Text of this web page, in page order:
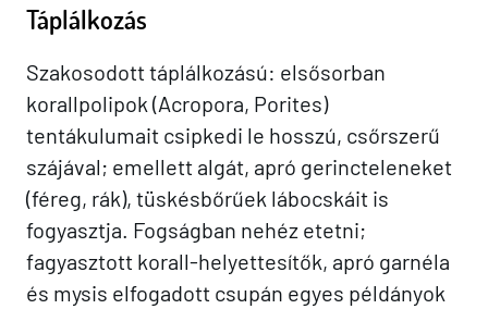
Táplálkozás
Szakosodott táplálkozású: elsősorban
korallpolipok (Acropora, Porites)
tentákulumait csipkedi le hosszú, csőrszerű
szájával; emellett algát, apró gerincteleneket
(féreg, rák), tüskésbőrűek lábocskáit is
fogyasztja. Fogságban nehéz etetni;
fagyasztott korall-helyettesítők, apró garnéla
és mysis elfogadott csupán egyes példányok